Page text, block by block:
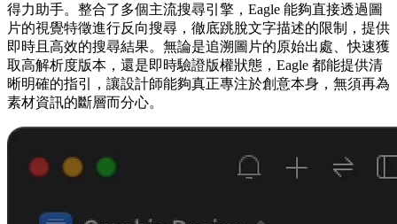
得力助手。整合了多個主流搜尋引擎，Eagle 能夠直接透過圖
片的視覺特徵進行反向搜尋，徹底跳脫文字描述的限制，提供
即時且高效的搜尋結果。無論是追溯圖片的原始出處、快速獲
取高解析度版本，還是即時驗證版權狀態，Eagle 都能提供清
晰明確的指引，讓設計師能夠真正專注於創意本身，無須再為
素材資訊的斷層而分心。